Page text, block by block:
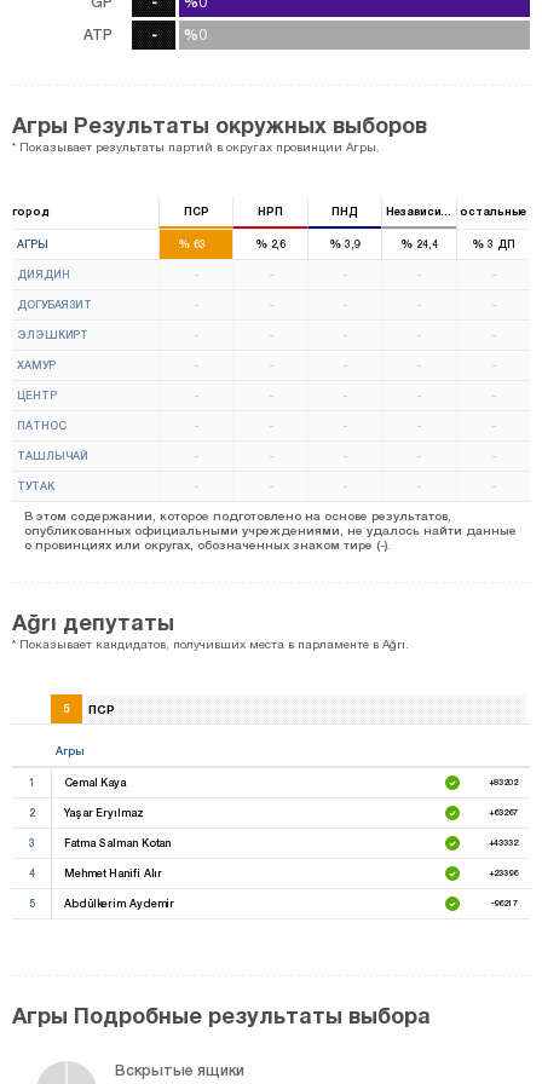
ATP
-
%0
%0
Агры Результаты окружных выборов
* Показывает результаты партий в округах провинции Агры.
город ПСР НРП ПНД Независимыйостальные
АГРЫ %63
5
%2,6 % 3,9 % 24,4 %3 ДП
ДИЯДИН - - - - -
ДОГУБАЯЗИТ - - - - -
ЭЛЭШКИРТ - - - - -
ХАМУР - - - - -
ЦЕНТР - - - - -
ПАТНОС - - - - -
ТАШЛЫЧАЙ - - - - -
ТУТАК - - - - -
В этом содержании, которое подготовлено на основе результатов,
опубликованных официальными учреждениями, не удалось найти данные
о провинциях или округах, обозначенных знаком тире (-).
Ağrı депутаты
* Показывает кандидатов, получивших места в парламенте в Ağrı.
5 ПСР
Агры
1 Cemal Kaya +83202
2 Yaşar Eryılmaz +63267
3 Fatma Salman Kotan +43332
4 Mehmet Hanifi Alır +23396
5 Abdülkerim Aydemir -96217
Агры Подробные результаты выбора
Вскрытые ящики